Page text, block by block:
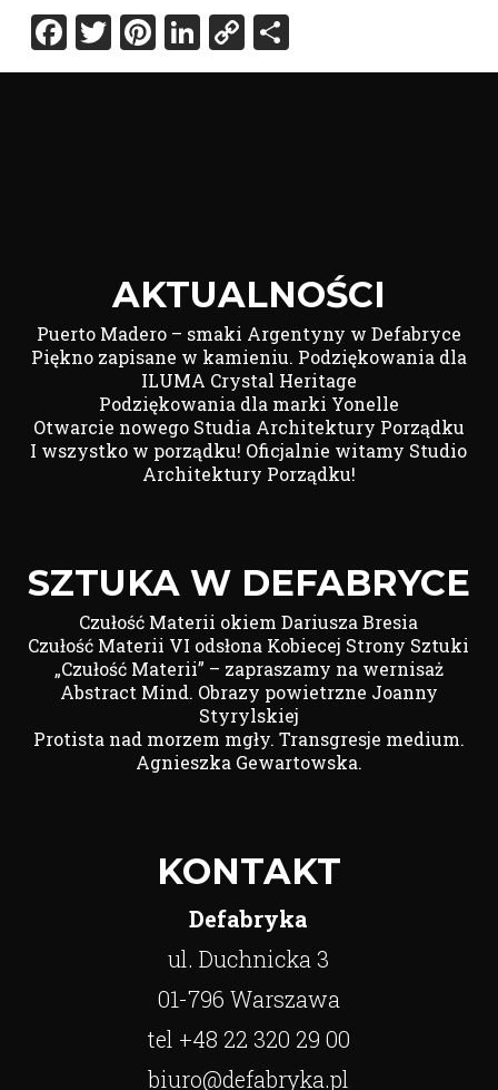
Facebook
Twitter
Pinterest
LinkedIn
Copy
Link
Share
AKTUALNOŚCI
Puerto Madero – smaki Argentyny w Defabryce
Piękno zapisane w kamieniu. Podziękowania dla
ILUMA Crystal Heritage
Podziękowania dla marki Yonelle
Otwarcie nowego Studia Architektury Porządku
I wszystko w porządku! Oficjalnie witamy Studio
Architektury Porządku!
SZTUKA W DEFABRYCE
Czułość Materii okiem Dariusza Bresia
Czułość Materii VI odsłona Kobiecej Strony Sztuki
„Czułość Materii” – zapraszamy na wernisaż
Abstract Mind. Obrazy powietrzne Joanny
Styrylskiej
Protista nad morzem mgły. Transgresje medium.
Agnieszka Gewartowska.
KONTAKT
Defabryka
ul. Duchnicka 3
01-796 Warszawa
tel +48 22 320 29 00
biuro@defabryka.pl